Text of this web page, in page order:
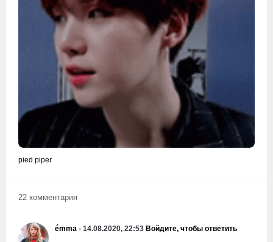
pied piper
22 комментария
émma - 14.08.2020, 22:53 Войдите, чтобы ответить